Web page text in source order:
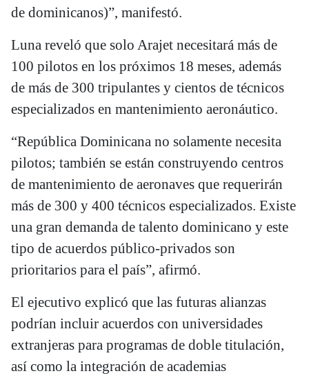
de dominicanos)”, manifestó.
Luna reveló que solo Arajet necesitará más de
100 pilotos en los próximos 18 meses, además
de más de 300 tripulantes y cientos de técnicos
especializados en mantenimiento aeronáutico.
“República Dominicana no solamente necesita
pilotos; también se están construyendo centros
de mantenimiento de aeronaves que requerirán
más de 300 y 400 técnicos especializados. Existe
una gran demanda de talento dominicano y este
tipo de acuerdos público-privados son
prioritarios para el país”, afirmó.
El ejecutivo explicó que las futuras alianzas
podrían incluir acuerdos con universidades
extranjeras para programas de doble titulación,
así como la integración de academias